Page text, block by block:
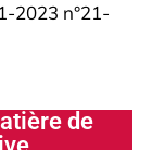
2023 n°21-
de